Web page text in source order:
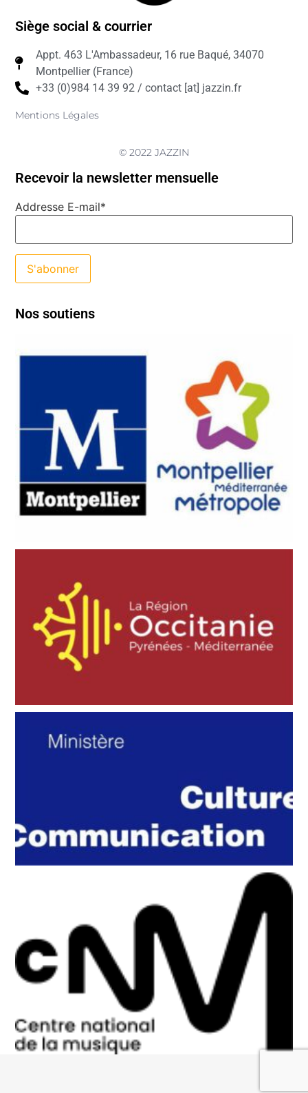
Siège social & courrier
Appt. 463 L'Ambassadeur, 16 rue Baqué, 34070
Montpellier (France)
+33 (0)984 14 39 92 / contact [at] jazzin.fr
Mentions Légales
© 2022 JAZZIN
Recevoir la newsletter mensuelle
Addresse E-mail*
Nos soutiens